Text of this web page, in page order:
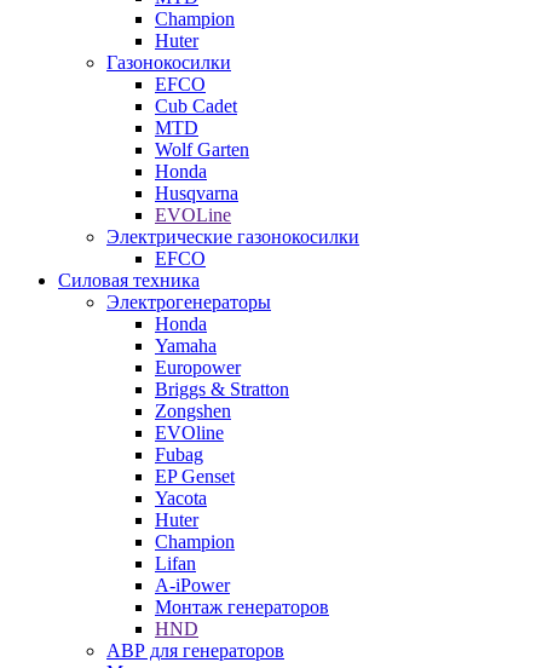
Champion
Huter
Газонокосилки
EFCO
Cub Cadet
MTD
Wolf Garten
Honda
Husqvarna
EVOLine
Электрические газонокосилки
EFCO
Силовая техника
Электрогенераторы
Honda
Yamaha
Europower
Briggs & Stratton
Zongshen
EVOline
Fubag
EP Genset
Yacota
Huter
Champion
Lifan
A-iPower
Монтаж генераторов
HND
АВР для генераторов